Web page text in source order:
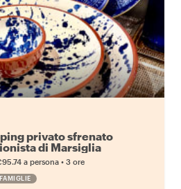
privato sfrenato
di Marsiglia
a persona • 3 ore